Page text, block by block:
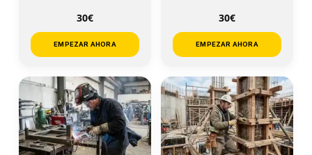
30€
EMPEZAR AHORA
30€
EMPEZAR AHORA